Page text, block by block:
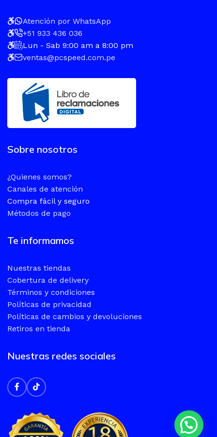
Atención por WhatsApp
+51 933 436 036
Lun - Sab 9:00 am a 8:00 pm
ventas@pcspeed.com.pe
Sobre nosotros
¿Quienes somos?
Canales de atención
Compra fácil y seguro
Métodos de pago
Te informamos
Nuestras tiendas
Cobertura de delivery
Términos y condiciones
Políticas de privacidad
Políticas de cambios y devoluciones
Retiros en tienda
Nuestras redes sociales